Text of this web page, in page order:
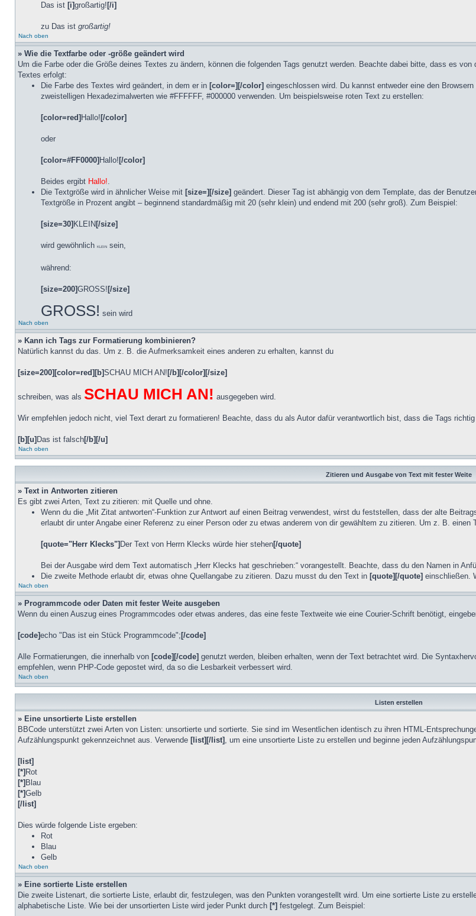
Das ist [i]großartig! [/i]
zu Das ist großartig!
Nach oben
» Wie die Textfarbe oder -größe geändert wird
Um die Farbe oder die Größe deines Textes zu ändern, können die folgenden Tags genutzt werden. Beachte dabei bitte, dass es
Textes erfolgt:
Die Farbe des Textes wird geändert, in dem er in [color=][/color] eingeschlossen wird. Du kannst entweder eine den
zweistelligen Hexadezimalwerten wie #FFFFFF, #000000 verwenden. Um beispielsweise roten Text zu erstellen:
[color=red] Hallo! [/color]
oder
[color=#FF0000] Hallo! [/color]
Beides ergibt Hallo!.
Die Textgröße wird in ähnlicher Weise mit [size=][/size] geändert. Dieser Tag ist abhängig von dem Template, das der
Textgröße in Prozent angibt – beginnend standardmäßig mit 20 (sehr klein) und endend mit 200 (sehr groß). Zum Beispiel:
[size=30] KLEIN [/size]
wird gewöhnlich KLEIN sein,
während:
[size=200]GROSS! [/size]
GROSS! sein wird
Nach oben
» Kann ich Tags zur Formatierung kombinieren?
Natürlich kannst du das. Um z. B. die Aufmerksamkeit eines anderen zu erhalten, kannst du
[size=200][color=red][b]SCHAU MICH AN! [/b][/color][/size]
schreiben, was als SCHAU MICH AN! ausgegeben wird.
Wir empfehlen jedoch nicht, viel Text derart zu formatieren! Beachte, dass du als Autor dafür verantwortlich bist, dass die Tags
[b][u] Das ist falsch[/b][/u]
Nach oben
Zitieren und Ausgabe von Text mit fester Weite
» Text in Antworten zitieren
Es gibt zwei Arten, Text zu zitieren: mit Quelle und ohne.
Wenn du die „Mit Zitat antworten“-Funktion zur Antwort auf einen Beitrag verwendest, wirst du feststellen, dass der alte
erlaubt dir unter Angabe einer Referenz zu einer Person oder zu etwas anderem von dir gewähltem zu zitieren. Um z. B.
[quote="Herr Klecks"] Der Text von Herrn Klecks würde hier stehen[/quote]
Bei der Ausgabe wird dem Text automatisch „Herr Klecks hat geschrieben:“ vorangestellt. Beachte, dass du den Namen in
Die zweite Methode erlaubt dir, etwas ohne Quellangabe zu zitieren. Dazu musst du den Text in [quote][/quote] einschließen.
Nach oben
» Programmcode oder Daten mit fester Weite ausgeben
Wenn du einen Auszug eines Programmcodes oder etwas anderes, das eine feste Textweite wie eine Courier-Schrift benötigt,
[code]echo "Das ist ein Stück Programmcode"; [/code]
Alle Formatierungen, die innerhalb von [code][/code] genutzt werden, bleiben erhalten, wenn der Text betrachtet wird. Die
empfehlen, wenn PHP-Code gepostet wird, da so die Lesbarkeit verbessert wird.
Nach oben
Listen erstellen
» Eine unsortierte Liste erstellen
BBCode unterstützt zwei Arten von Listen: unsortierte und sortierte. Sie sind im Wesentlichen identisch zu ihren HTML-
Aufzählungspunkt gekennzeichnet aus. Verwende [list][/list] , um eine unsortierte Liste zu erstellen und beginne jeden
[list]
[*] Rot
[*] Blau
[*]Gelb
[/list]
Dies würde folgende Liste ergeben:
Rot
Blau
Gelb
Nach oben
» Eine sortierte Liste erstellen
Die zweite Listenart, die sortierte Liste, erlaubt dir, festzulegen, was den Punkten vorangestellt wird. Um eine sortierte Liste zu
alphabetische Liste. Wie bei der unsortierten Liste wird jeder Punkt durch [*] festgelegt. Zum Beispiel: